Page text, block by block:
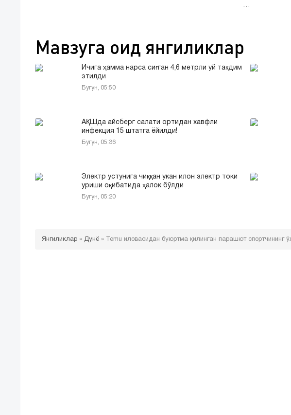
…
Мавзуга оид янгиликлар
Ичига ҳамма нарса сиғган 4,6 метрли уй тақдим
этилди
Бугун, 05:50
АҚШда айсберг салати ортидан хавфли
инфекция 15 штатга ёйилди!
Бугун, 05:36
Электр устунига чиққан укан илон электр токи
уриши оқибатида ҳалок бўлди
Бугун, 05:20
Янгиликлар » Дунё » Temu иловасидан буюртма қилинган парашют спортчининг